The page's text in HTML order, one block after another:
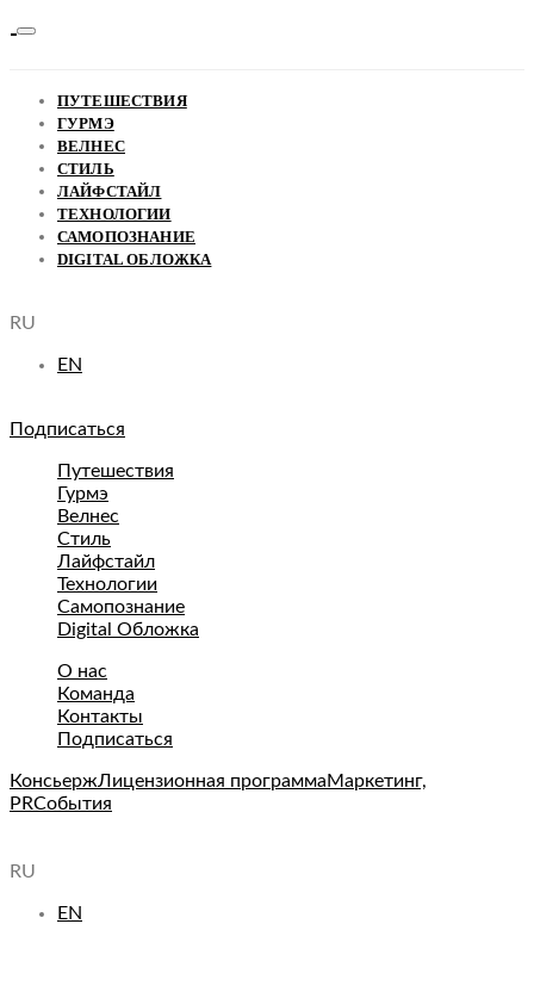
ПУТЕШЕСТВИЯ
ГУРМЭ
ВЕЛНЕС
СТИЛЬ
ЛАЙФСТАЙЛ
ТЕХНОЛОГИИ
САМОПОЗНАНИЕ
DIGITAL ОБЛОЖКА
RU
EN
Подписаться
Путешествия
Гурмэ
Велнес
Стиль
Лайфстайл
Технологии
Самопознание
Digital Обложка
О нас
Команда
Контакты
Подписаться
КонсьержЛицензионная программаМаркетинг,
PRСобытия
RU
EN